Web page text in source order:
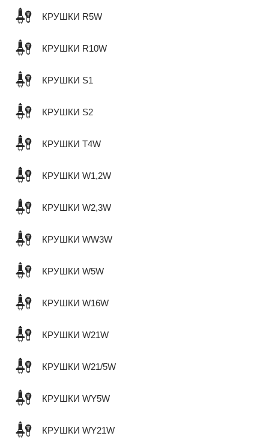
КРУШКИ R5W
КРУШКИ R10W
КРУШКИ S1
КРУШКИ S2
КРУШКИ T4W
КРУШКИ W1,2W
КРУШКИ W2,3W
КРУШКИ WW3W
КРУШКИ W5W
КРУШКИ W16W
КРУШКИ W21W
КРУШКИ W21/5W
КРУШКИ WY5W
КРУШКИ WY21W